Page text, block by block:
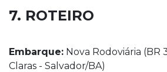
7. ROTEIRO
Embarque: Nova Rodoviária (BR
Claras - Salvador/BA)